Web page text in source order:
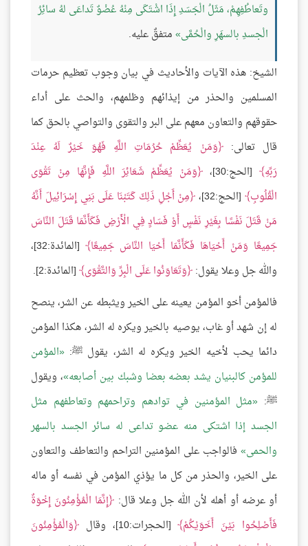
وتَعاطُفِهِمْ، مَثَلُ الْجَسَدِ إِذَا اشْتَكَى مِنْهُ عُضْوٌ تَداعَى لهُ سائِرُ
الْجسدِ بالسهَرِ والْحُمَّى متفقٌ عليه.
الشيخ: هذه الآيات والأحاديث في بيان وجوب تعظيم حرمات
المسلمين والحذر من إيذائهم وظلمهم، والحث على أداء
حقوقهم والتعاون معهم على البر والتقوى والتواصي بالحق كما
قال تعالى: وَمَنْ يُعَظِّمْ حُرُمَاتِ اللَّهِ فَهُوَ خَيْرٌ لَهُ عِنْدَ
رَبِّهِ
[الحج:30]،
وَمَنْ يُعَظِّمْ شَعَائِرَ اللَّهِ فَإِنَّهَا مِنْ تَقْوَى
الْقُلُوبِ [الحج:32]،
مِنْ أَجْلِ ذَلِكَ كَتَبْنَا عَلَى بَنِي إِسْرَائِيلَ أَنَّهُ
مَنْ قَتَلَ نَفْسًا بِغَيْرِ نَفْسٍ أَوْ فَسَادٍ فِي الْأَرْضِ فَكَأَنَّمَا قَتَلَ النَّاسَ
جَمِيعًا وَمَنْ أَحْيَاهَا فَكَأَنَّمَا أَحْيَا النَّاسَ جَمِيعًا
[المائدة:32]،
والله جل وعلا يقول: وَتَعَاوَنُوا عَلَى الْبِرِّ وَالتَّقْوَى [المائدة:2].
فالمؤمن أخو المؤمن يعينه على الخير ويثبطه عن الشر، ينصح
له إن شهد أو غاب، يوصيه بالخير ويكره له الشر، هكذا المؤمن
دائما يحب لأخيه الخير ويكره له الشر، يقول ﷺ:
المؤمن
للمؤمن كالبنيان يشد بعضه بعضا وشبك بين أصابعه ، ويقول
ﷺ:
مثل المؤمنين في توادهم وتراحمهم وتعاطفهم مثل
الجسد إذا اشتكى منه عضو تداعى له سائر الجسد بالسهر
والحمى فالواجب على المؤمنين التراحم والتعاطف والتعاون
على الخير، والحذر من كل ما يؤذي المؤمن في نفسه أو ماله
أو عرضه أو أهله لأن الله جل وعلا قال: إِنَّمَا الْمُؤْمِنُونَ إِخْوَةٌ
فَأَصْلِحُوا بَيْنَ أَخَوَيْكُمْ [الحجرات:10]، وقال
وَالْمُؤْمِنُونَ